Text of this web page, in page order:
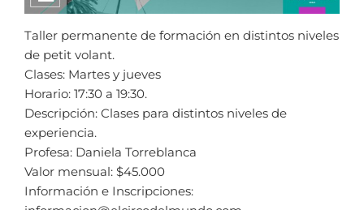
Taller permanente de formación en distintos niveles
de petit volant.
Clases: Martes y jueves
Horario: 17:30 a 19:30.
Descripción: Clases para distintos niveles de
experiencia.
Profesa: Daniela Torreblanca
Valor mensual: $45.000
Información e Inscripciones: